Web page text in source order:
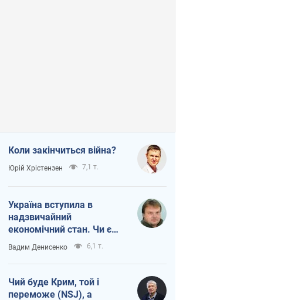
Коли закінчиться війна?
Юрій Хрістензен 7,1 т.
Україна вступила в
надзвичайний
економічний стан. Чи є
світло вкінці тунелю?
Вадим Денисенко 6,1 т.
Чий буде Крим, той і
переможе (NSJ), а